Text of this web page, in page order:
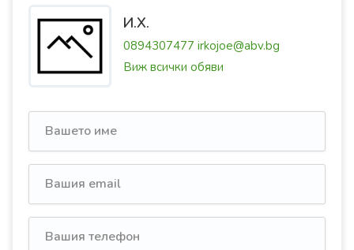
И.Х.
0894307477 irkojoe@abv.bg
Виж всички обяви